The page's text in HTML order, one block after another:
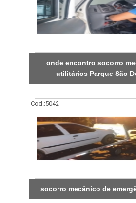
onde encontro socorro
utilitários Parque São
Cod.:5042
socorro mecânico de